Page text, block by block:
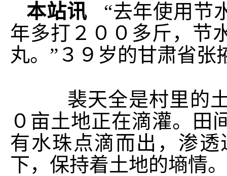
本站讯“去年使用节
年多打２００多斤，节
丸。”３９岁的甘肃省
裴天全是村里的土
０亩土地正在滴灌。田
有水珠点滴而出，渗
下，保持着土地的墒情。